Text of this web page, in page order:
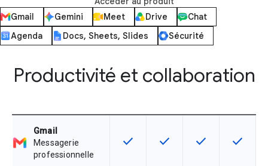
Gmail
Gemini Meet Drive
Chat
Agenda
Docs, Sheets, Slides Sécurité
Productivité et collaboration
Gmail
Messagerie
professionnelle
Cette fonctionnalité est disponible
check Cette fonctionnalité est
check Cette
check Cette
check